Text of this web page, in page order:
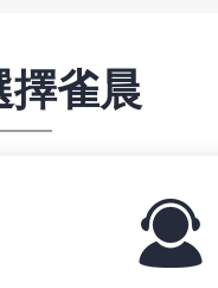
擇雀晨